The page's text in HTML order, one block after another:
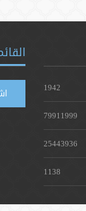
1942
79911999
25443936
1138